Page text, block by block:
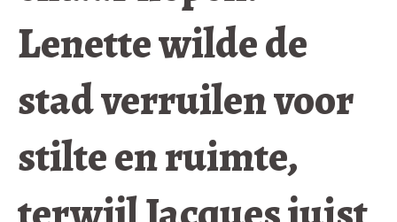
Lenette wilde de
stad verruilen voor
stilte en ruimte,